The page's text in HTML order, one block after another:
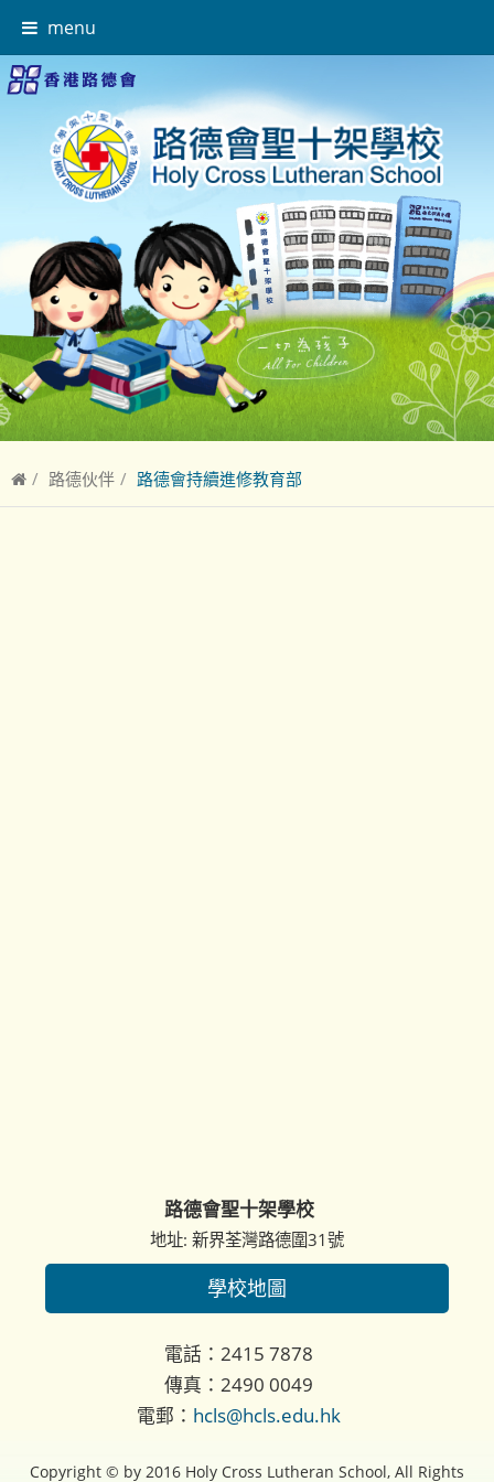
menu
路德伙伴 路德會持續進修教育部
路德會聖十架學校
地址: 新界荃灣路德圍31號
學校地圖
電話：2415 7878
傳真：2490 0049
電郵： hcls@hcls.edu.hk
Copyright © by 2016 Holy Cross Lutheran School, All Rights